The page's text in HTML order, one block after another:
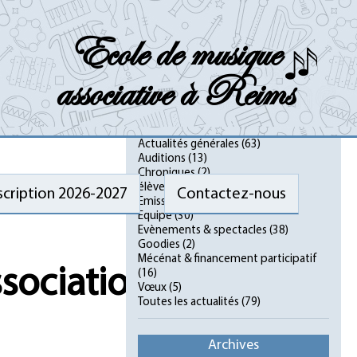
Ecole de musique
associative à Reims
2026-2027 Contactez-nous
Catégories
Actualités générales (63)
Auditions (13)
Chroniques(2)
élèves
(12)
Emissions & podcasts(2)
Equipe(30)
Evènements & spectacles (38)
Goodies (2)
Mécénat & financement participatif
(16)
Vœux (5)
Toutes les actualités (79)
Archives